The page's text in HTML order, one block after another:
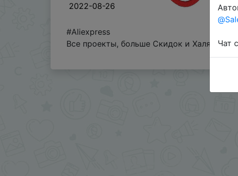
2022-08-26
#Aliexpress
Все проекты, больше Скидок и Халявы в
Чат